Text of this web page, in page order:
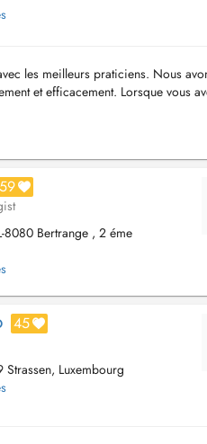
les meilleurs praticiens. Nous
et efficacement. Lorsque vous
somm...
8080 Bertrange , 2 éme
45
Luxembourg